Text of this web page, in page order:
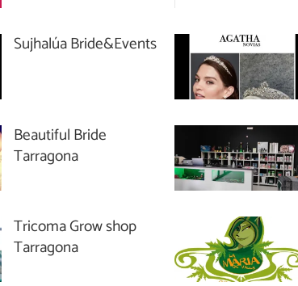
Sujhalúa Bride&Events
Beautiful Bride
Tarragona
Tricoma Grow shop
Tarragona